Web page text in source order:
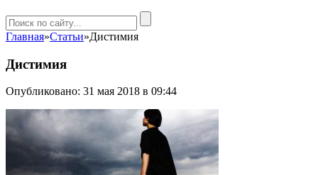
Главная»Статьи»Дистимия
Дистимия
Опубликовано: 31 мая 2018 в 09:44